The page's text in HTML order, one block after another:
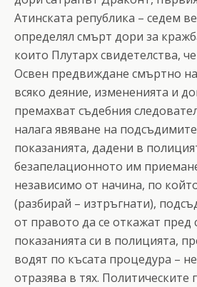
Атинската република – седем
определял смърт дори за
които Плутарх свидетелства,
Освен предвиждане смъртно
всяко деяние, измененията и
премахват съдебния
налага явяване на
показанията, дадени в
безапелационното им
независимо от начина, по
(разбирай – изтръгнати),
от правото да се откажат пред
показанията си в полицията,
водят по късата процедура –
отразява в тях. Политическите